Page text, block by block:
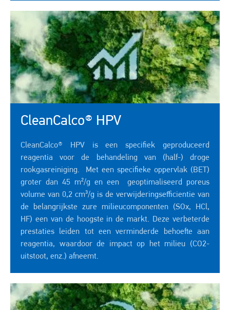
CleanCalco® HPV
CleanCalco® HPV is een specifiek geproduceerd
reagentia voor de behandeling van (half-) droge
rookgasreiniging. Met een specifieke oppervlak (BET)
groter dan 45 m²/g en een geoptimaliseerd poreus
volume van 0,2 cm³/g is de verwijderingsefficientie van
de belangrijkste zure milieucomponenten (SOx, HCl,
HF) een van de hoogste in de markt. Deze verbeterde
prestaties leiden tot een verminderde behoefte aan
reagentia, waardoor de impact op het milieu (CO2-
uitstoot, enz.) afneemt.